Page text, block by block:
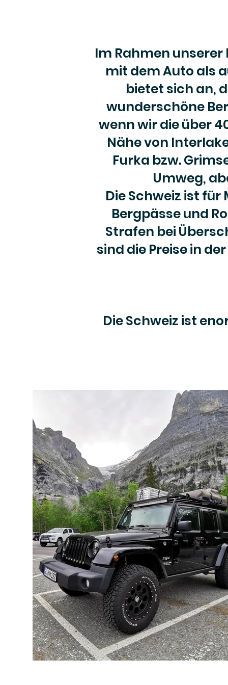
Im Rahmen
mit dem Auto als
bietet sich an,
wunderschöne
wenn wir die über
Nähe von
Furka bzw.
Umweg,
Die Schweiz ist
Bergpässe und
Strafen bei
sind die Preise in
Die Schweiz ist